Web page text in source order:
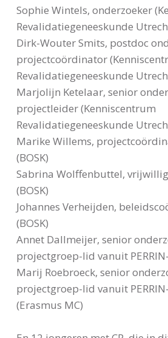
Sophie Wintels, onderzoeker
Revalidatiegeneeskunde
Dirk-Wouter Smits, postdoc
projectcoördinator
Revalidatiegeneeskunde
Marjolijn Ketelaar, senior
projectleider (Kenniscentrum
Revalidatiegeneeskunde
Marike Willems,
(BOSK)
Sabrina Wolffenbuttel,
(BOSK)
Johannes Verheijden,
(BOSK)
Annet Dallmeijer, senior
projectgroep-lid vanuit
Marij Roebroeck, senior
projectgroep-lid vanuit
(Erasmus MC)